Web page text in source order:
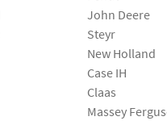
John Deere
Steyr
New Holland
Case IH
Claas
Massey